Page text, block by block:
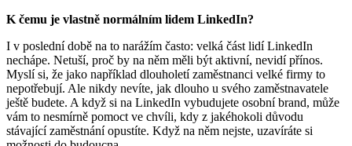
K čemu je vlastně normálním lidem LinkedIn?
I v poslední době na to narážím často: velká část lidí LinkedIn
nechápe. Netuší, proč by na něm měli být aktivní, nevidí přínos.
Myslí si, že jako například dlouholetí zaměstnanci velké firmy to
nepotřebují. Ale nikdy nevíte, jak dlouho u svého zaměstnavatele
ještě budete. A když si na LinkedIn vybudujete osobní brand, může
vám to nesmírně pomoct ve chvíli, kdy z jakéhokoli důvodu
stávající zaměstnání opustíte. Když na něm nejste, uzavíráte si